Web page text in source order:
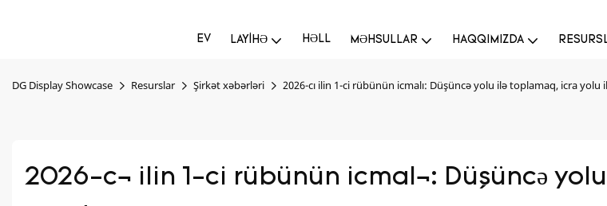
EV LAYIHƏ HƏLL MƏHSULLAR HAQQIMIZDA
DG Display Showcase Resurslar Şirkət xəbərləri 2026-cı ilin 1-ci rübünün icmalı: Düşüncə yolu ilə toplamaq, icra yolu
2026-cı ilin 1-ci rübünün icmalı: Düşüncə